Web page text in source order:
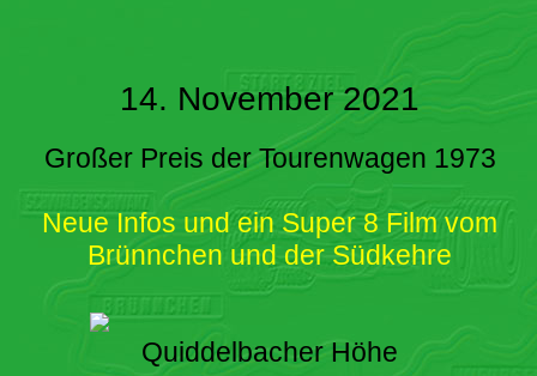
14. November 2021
Großer Preis der Tourenwagen 1973
Neue Infos und ein Super 8 Film vom
Brünnchen und der Südkehre
Quiddelbacher Höhe